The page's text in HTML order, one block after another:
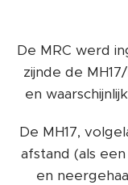
De MRC werd
zijnde de
en
De MH17,
afstand (als
en